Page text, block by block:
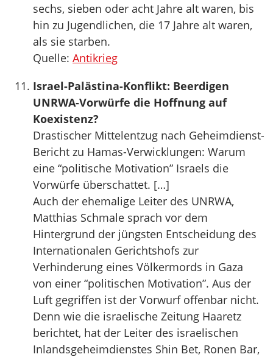
sechs, sieben oder acht Jahre alt waren, bis
hin zu Jugendlichen, die 17 Jahre alt waren,
als sie starben.
Quelle: Antikrieg
Israel-Palästina-Konflikt: Beerdigen
UNRWA-Vorwürfe die Hoffnung auf
Koexistenz?
Drastischer Mittelentzug nach Geheimdienst-
Bericht zu Hamas-Verwicklungen: Warum
eine “politische Motivation” Israels die
Vorwürfe überschattet. […]
Auch der ehemalige Leiter des UNRWA,
Matthias Schmale sprach vor dem
Hintergrund der jüngsten Entscheidung des
Internationalen Gerichtshofs zur
Verhinderung eines Völkermords in Gaza
von einer “politischen Motivation”. Aus der
Luft gegriffen ist der Vorwurf offenbar nicht.
Denn wie die israelische Zeitung Haaretz
berichtet, hat der Leiter des israelischen
Inlandsgeheimdienstes Shin Bet, Ronen Bar,